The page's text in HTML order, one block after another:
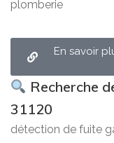
plomberie
En savoir
Recherche
31120
détection de fuite